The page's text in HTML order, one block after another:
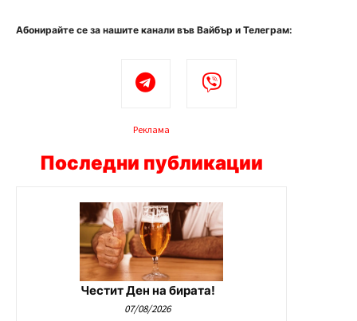
Абонирайте се за нашите канали във Вайбър и Телеграм:
Реклама
Последни публикации
Честит Ден на бирата!
07/08/2026